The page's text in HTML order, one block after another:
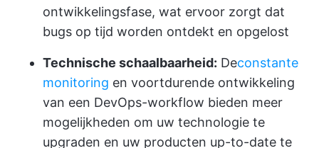
ontwikkelingsfase, wat ervoor zorgt dat
bugs op tijd worden ontdekt en opgelost
Technische schaalbaarheid: Deconstante
monitoring en voortdurende ontwikkeling
van een DevOps-workflow bieden meer
mogelijkheden om uw technologie te
upgraden en uw producten up-to-date te